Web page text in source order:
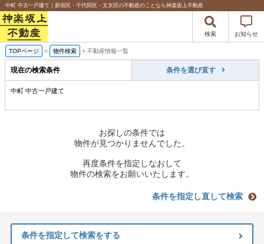
中町 中古一戸建て｜新宿区・千代田区・文京区の不動産のことなら神楽坂上不動産
検索 お知らせ
TOPページ > 物件検索 > 不動産情報一覧
現在の検索条件 条件を選び直す
中町 中古一戸建て
お探しの条件では
物件が見つかりませんでした。
再度条件を指定しなおして
物件の検索をお願いいたします。
条件を指定し直して検索
条件を指定して検索をする